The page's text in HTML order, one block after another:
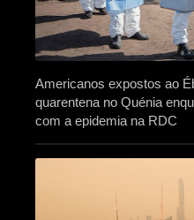
Americanos expostos ao
quarentena no Quénia
com a epidemia na RDC